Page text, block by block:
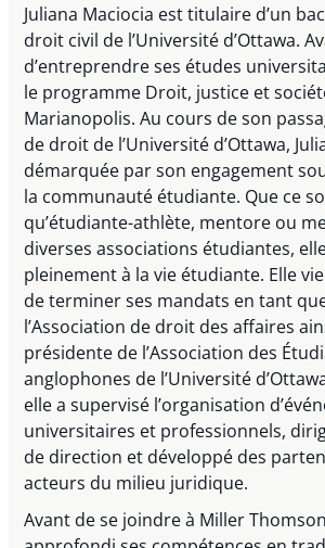
Juliana Maciocia est titulaire d’un
droit civil de l’Université d’Ottawa.
d’entreprendre ses études
le programme Droit, justice et
Marianopolis. Au cours de son
de droit de l’Université d’Ottawa,
démarquée par son engagement
la communauté étudiante. Que ce
qu’étudiante-athlète, mentore ou
diverses associations étudiantes,
pleinement à la vie étudiante. Elle
de terminer ses mandats en tant
l’Association de droit des affaires
présidente de l’Association des
anglophones de l’Université
elle a supervisé l’organisation
universitaires et professionnels,
de direction et développé des
acteurs du milieu juridique.
Avant de se joindre à Miller